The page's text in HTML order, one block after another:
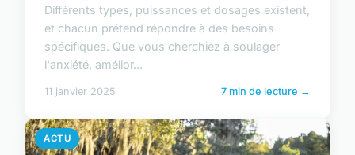
Différents types, puissances et dosages existent,
et chacun prétend répondre à des besoins
spécifiques. Que vous cherchiez à soulager
l'anxiété, amélior...
11 janvier 2025 7 min de lecture →
ACTU